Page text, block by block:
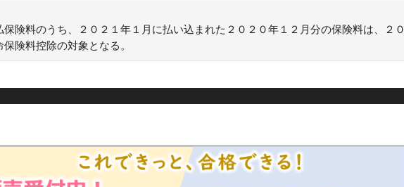
保険料のうち、２０２１年１月に払い込まれた２０２０年１２月分の保険料は、２０
保険料控除の対象となる。